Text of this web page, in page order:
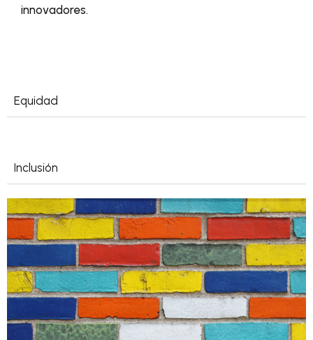
innovadores.
Equidad
Inclusión